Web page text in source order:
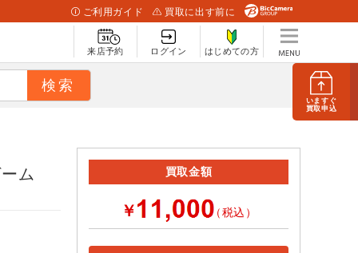
いますぐ
買取申込
ご利用ガイド 買取に出す前に
来店予約 ログイン はじめての方
ム 買取金額
￥ （税込）